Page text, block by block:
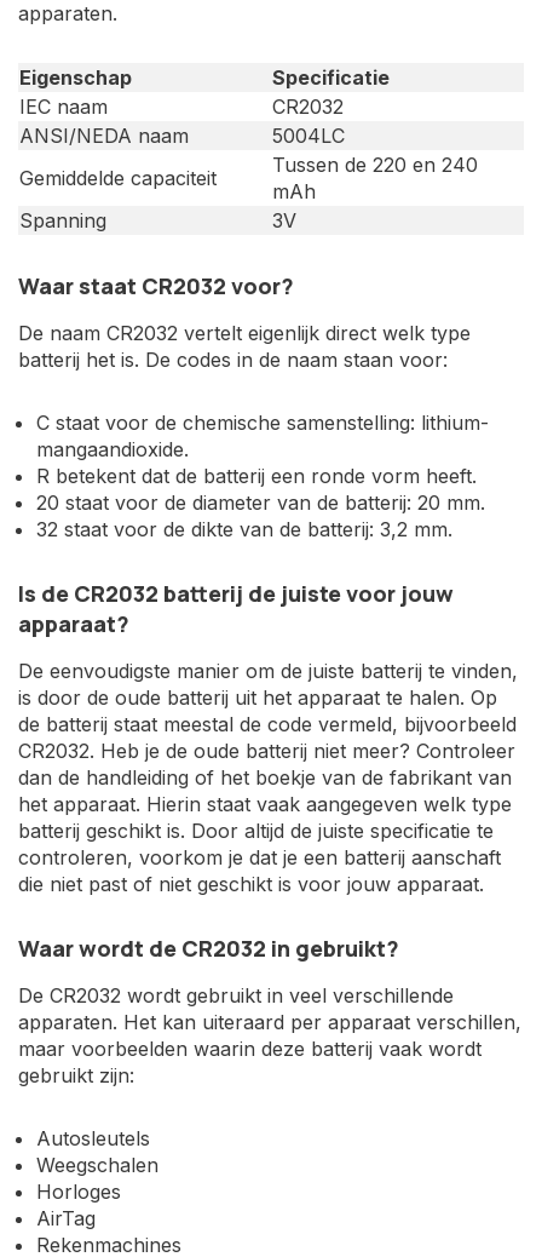
apparaten.
Eigenschap
Specificatie
IEC naam
CR2032
ANSI/NEDA naam
5004LC
Gemiddelde capaciteit
Tussen de 220 en 240
mAh
Spanning
3V
Waar staat CR2032 voor?
De naam CR2032 vertelt eigenlijk direct welk type
batterij het is. De codes in de naam staan voor:
C staat voor de chemische samenstelling: lithium-
mangaandioxide.
R betekent dat de batterij een ronde vorm heeft.
20 staat voor de diameter van de batterij: 20 mm.
32 staat voor de dikte van de batterij: 3,2 mm.
Is de CR2032 batterij de juiste voor jouw
apparaat?
De eenvoudigste manier om de juiste batterij te vinden,
is door de oude batterij uit het apparaat te halen. Op
de batterij staat meestal de code vermeld, bijvoorbeeld
CR2032. Heb je de oude batterij niet meer? Controleer
dan de handleiding of het boekje van de fabrikant van
het apparaat. Hierin staat vaak aangegeven welk type
batterij geschikt is. Door altijd de juiste specificatie te
controleren, voorkom je dat je een batterij aanschaft
die niet past of niet geschikt is voor jouw apparaat.
Waar wordt de CR2032 in gebruikt?
De CR2032 wordt gebruikt in veel verschillende
apparaten. Het kan uiteraard per apparaat verschillen,
maar voorbeelden waarin deze batterij vaak wordt
gebruikt zijn:
Autosleutels
Weegschalen
Horloges
AirTag
Rekenmachines